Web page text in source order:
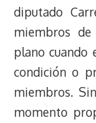
diputado
miembros
plano cuando
condición o
miembros.
momento